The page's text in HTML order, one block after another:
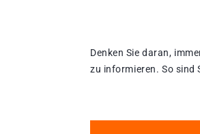
Denken Sie daran,
zu informieren. So sind